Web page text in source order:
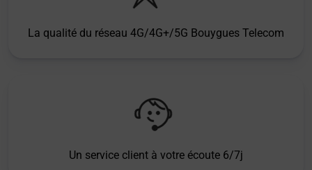
La qualité du réseau 4G/4G+/5G Bouygues Telecom
Un service client à votre écoute 6/7j